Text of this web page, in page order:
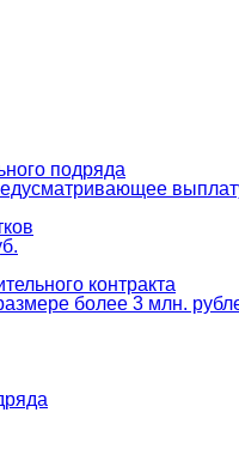
подряда
контракта
более 3 млн.